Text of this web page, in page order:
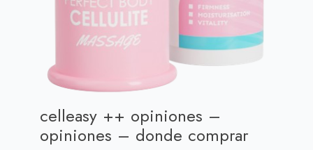
celleasy ++ opiniones –
opiniones – donde comprar